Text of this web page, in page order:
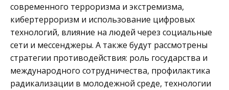
современного терроризма и экстремизма,
кибертерроризм и использование цифровых
технологий, влияние на людей через социальные
сети и мессенджеры. А также будут рассмотрены
стратегии противодействия: роль государства и
международного сотрудничества, профилактика
радикализации в молодежной среде, технологии